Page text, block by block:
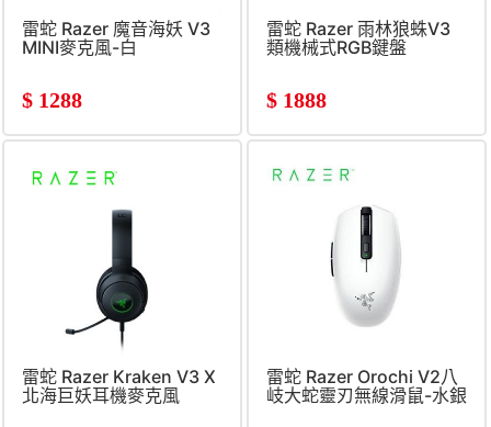
雷蛇 Razer 魔音海妖 V3
MINI麥克風-白
$ 1288
雷蛇 Razer 雨林狼蛛V3
類機械式RGB鍵盤
$ 1888
雷蛇 Razer Kraken V3 X
北海巨妖耳機麥克風
雷蛇 Razer Orochi V2八
岐大蛇靈刃無線滑鼠-水銀